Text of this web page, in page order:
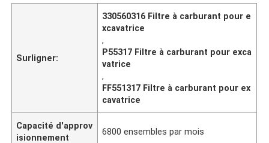
Surligner:
330560316 Filtre à carburant pour e
xcavatrice
,
P55317 Filtre à carburant pour exca
vatrice
,
FF551317 Filtre à carburant pour ex
cavatrice
Capacité d'approv
isionnement
6800 ensembles par mois